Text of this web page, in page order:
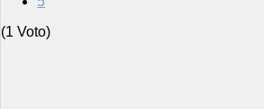
(1 Voto)